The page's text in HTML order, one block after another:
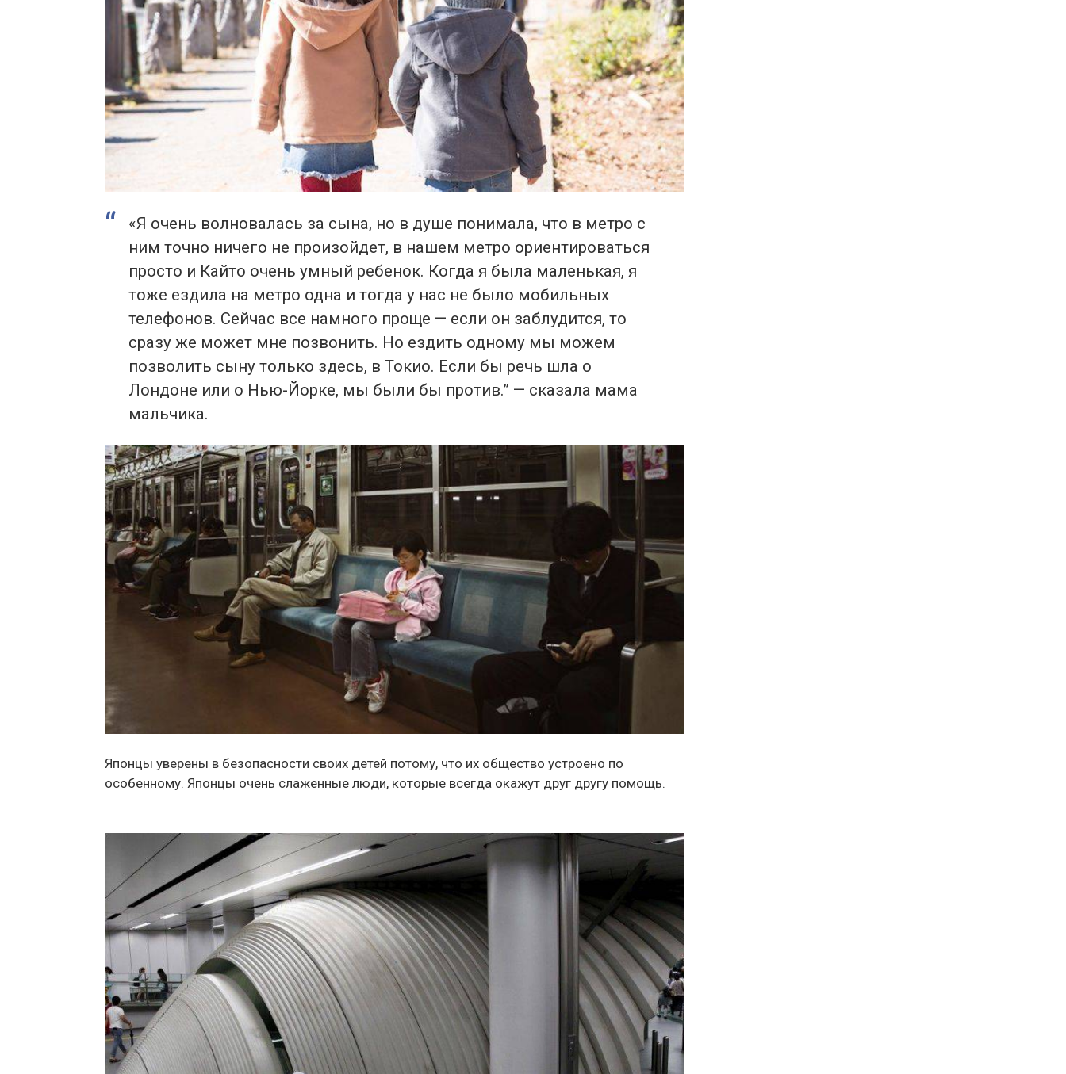
«Я очень волновалась за сына, но в душе понимала, что в метро с
ним точно ничего не произойдет, в нашем метро ориентироваться
просто и Кайто очень умный ребенок. Когда я была маленькая, я
тоже ездила на метро одна и тогда у нас не было мобильных
телефонов. Сейчас все намного проще — если он заблудится, то
сразу же может мне позвонить. Но ездить одному мы можем
позволить сыну только здесь, в Токио. Если бы речь шла о
Лондоне или о Нью-Йорке, мы были бы против.” — сказала мама
мальчика.
Японцы уверены в безопасности своих детей потому, что их общество устроено по
особенному. Японцы очень слаженные люди, которые всегда окажут друг другу помощь.